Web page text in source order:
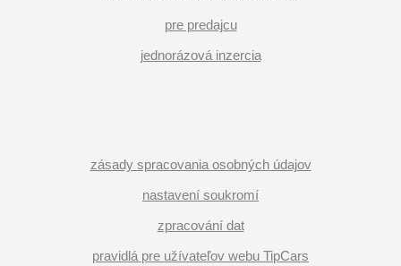
pre predajcu
jednorázová inzercia
zásady spracovania osobných údajov
nastavení soukromí
zpracování dat
pravidlá pre užívateľov webu TipCars